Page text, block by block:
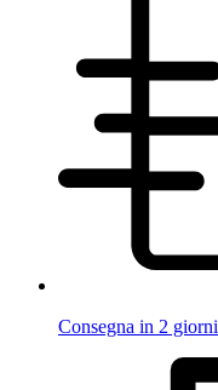
Consegna in 2 giorni